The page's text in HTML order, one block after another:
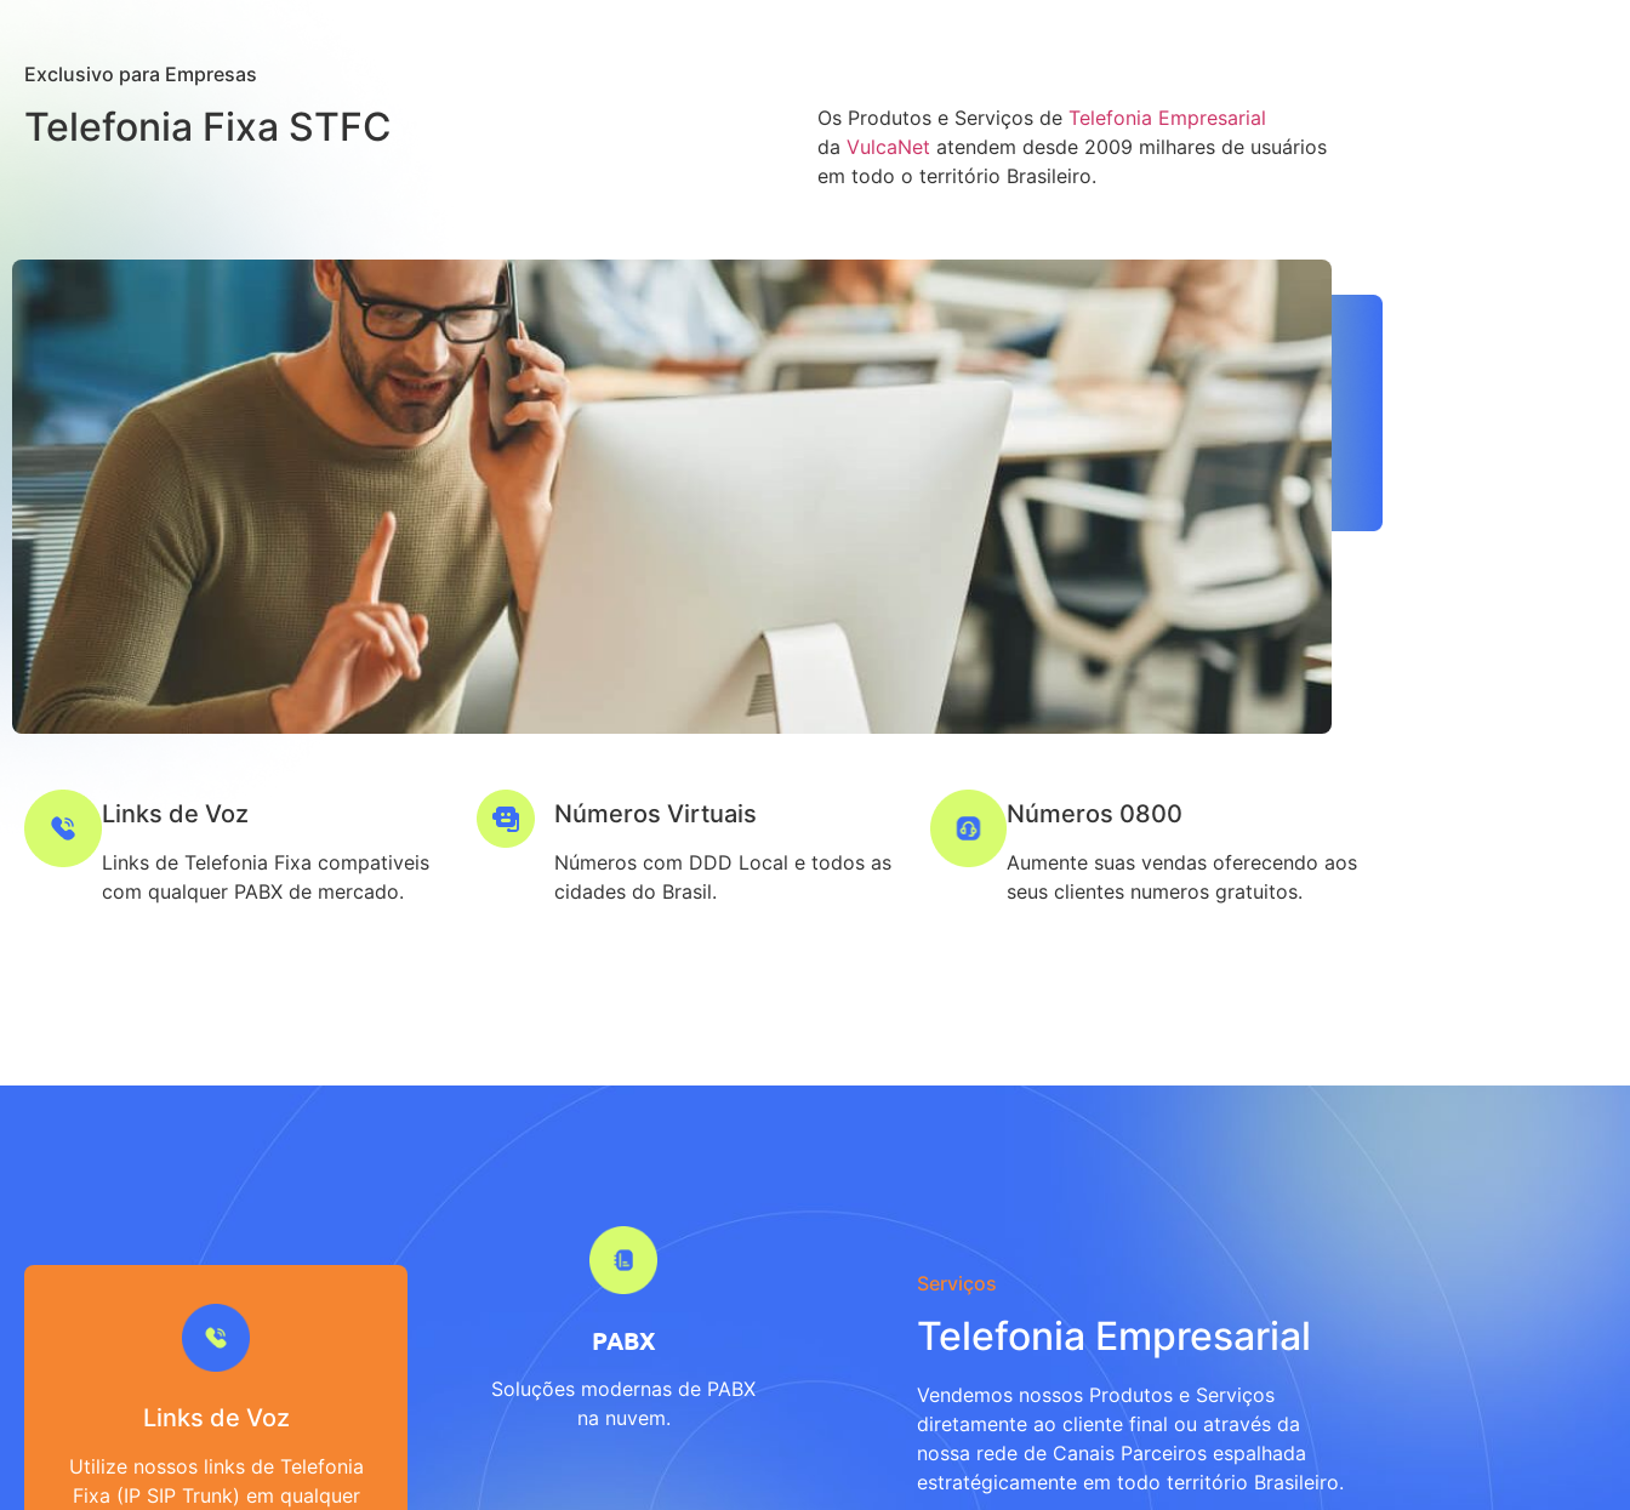
Exclusivo para Empresas
Telefonia Fixa STFC Os Produtos e Serviços de Telefonia Empresarial
da VulcaNet atendem desde 2009 milhares de usuários
em todo o território Brasileiro.
Links de Voz
Links de Telefonia Fixa compativeis
com qualquer PABX de mercado.
Números Virtuais
Números com DDD Local e todos as
cidades do Brasil.
Números 0800
Aumente suas vendas oferecendo aos
seus clientes numeros gratuitos.
Links de Voz
Utilize nossos links de Telefonia
Fixa (IP SIP Trunk) em qualquer
PABX
Soluções modernas de PABX
na nuvem.
Serviços
Telefonia Empresarial
Vendemos nossos Produtos e Serviços
diretamente ao cliente final ou através da
nossa rede de Canais Parceiros espalhada
estratégicamente em todo território Brasileiro.